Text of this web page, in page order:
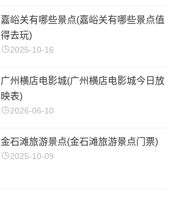
嘉峪关有哪些景点(嘉峪关有哪些景点值
得去玩)
2025-10-16
广州横店电影城(广州横店电影城今日放
映表)
2026-06-10
金石滩旅游景点(金石滩旅游景点门票)
2025-10-09